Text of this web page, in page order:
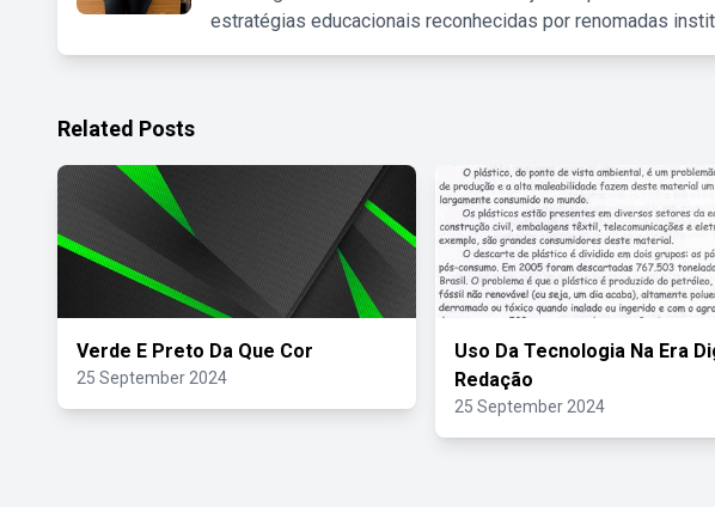
estratégias educacionais reconhecidas por renomadas
Related Posts
Verde E Preto Da Que Cor
25 September 2024
Uso Da Tecnologia Na Era
Redação
25 September 2024